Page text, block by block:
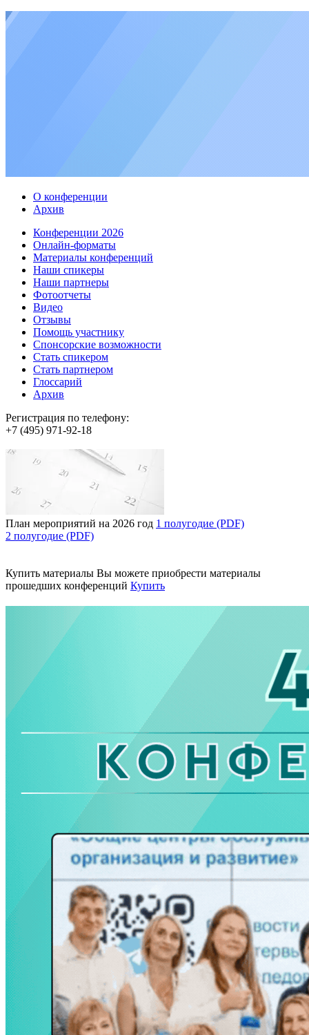
О конференции
Архив
Конференции 2026
Онлайн-форматы
Материалы конференций
Наши спикеры
Наши партнеры
Фотоотчеты
Видео
Отзывы
Помощь участнику
Спонсорские возможности
Стать спикером
Стать партнером
Глоссарий
Архив
Регистрация по телефону:
+7 (495) 971-92-18
План мероприятий на 2026 год 1 полугодие (PDF)
2 полугодие (PDF)
Купить материалы Вы можете приобрести материалы
прошедших конференций Купить